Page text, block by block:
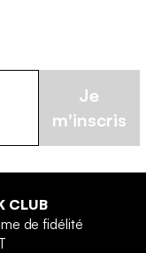
Je
m'inscris
CLUB
de fidélité